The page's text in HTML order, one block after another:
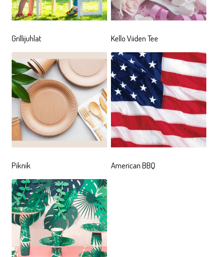
Grillijuhlat Kello Viiden Tee
Piknik American BBQ